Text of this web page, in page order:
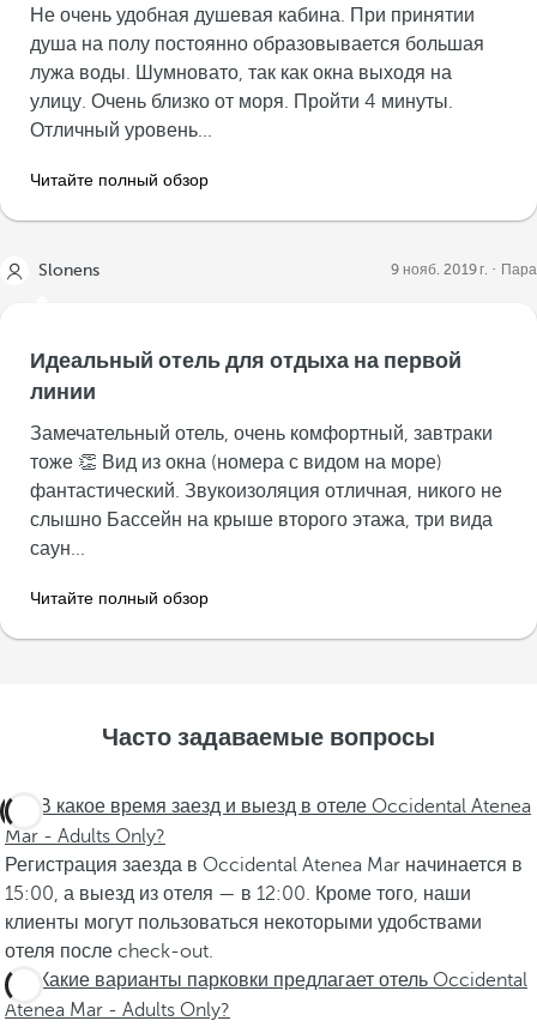
Не очень удобная душевая кабина. При принятии
душа на полу постоянно образовывается большая
лужа воды. Шумновато, так как окна выходя на
улицу. Очень близко от моря. Пройти 4 минуты.
Отличный уровень...
Читайте полный обзор
Slonens 9 нояб. 2019 г. Пара
Идеальный отель для отдыха на первой
линии
Замечательный отель, очень комфортный, завтраки
тоже 👏 Вид из окна (номера с видом на море)
фантастический. Звукоизоляция отличная, никого не
слышно Бассейн на крыше второго этажа, три вида
саун...
Читайте полный обзор
Часто задаваемые вопросы
В какое время заезд и выезд в отеле Occidental Atenea
Mar - Adults Only?
Регистрация заезда в Occidental Atenea Mar начинается в
15:00, а выезд из отеля — в 12:00. Кроме того, наши
клиенты могут пользоваться некоторыми удобствами
отеля после check-out.
Какие варианты парковки предлагает отель Occidental
Atenea Mar - Adults Only?